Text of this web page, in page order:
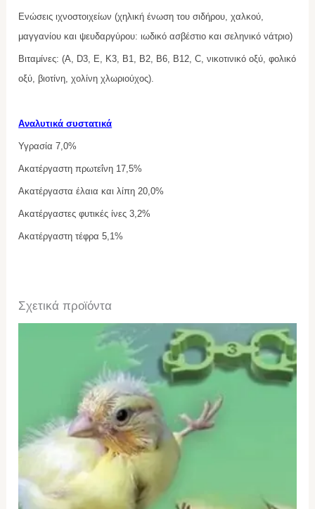
Ενώσεις ιχνοστοιχείων (χηλική ένωση του σιδήρου, χαλκού,
μαγγανίου και ψευδαργύρου: ιωδικό ασβέστιο και σεληνικό νάτριο)
Βιταμίνες: (Α, D3, Ε, Κ3, Β1, Β2, Β6, Β12, C, νικοτινικό οξύ, φολικό
οξύ, βιοτίνη, χολίνη χλωριούχος).
Αναλυτικά συστατικά
Υγρασία 7,0%
Ακατέργαστη πρωτεΐνη 17,5%
Ακατέργαστα έλαια και λίπη 20,0%
Ακατέργαστες φυτικές ίνες 3,2%
Ακατέργαστη τέφρα 5,1%
Σχετικά προϊόντα